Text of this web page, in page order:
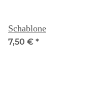
Schablone
7,50 € *